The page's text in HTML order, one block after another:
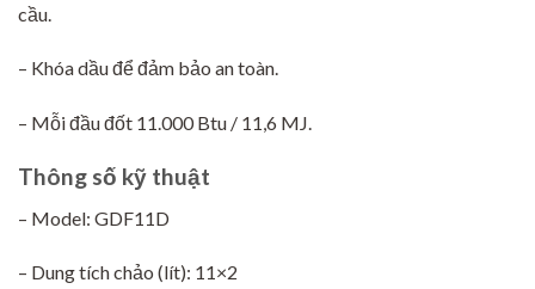
cầu.
– Khóa dầu để đảm bảo an toàn.
– Mỗi đầu đốt 11.000 Btu / 11,6 MJ.
Thông số kỹ thuật
– Model: GDF11D
– Dung tích chảo (lít): 11×2